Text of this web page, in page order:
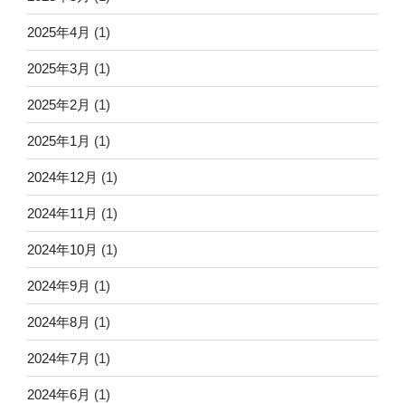
2025年4月 (1)
2025年3月 (1)
2025年2月 (1)
2025年1月 (1)
2024年12月 (1)
2024年11月 (1)
2024年10月 (1)
2024年9月 (1)
2024年8月 (1)
2024年7月 (1)
2024年6月 (1)